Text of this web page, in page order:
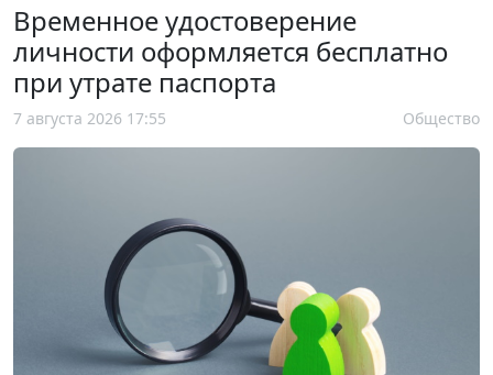
Временное удостоверение
личности оформляется бесплатно
при утрате паспорта
7 августа 2026 17:55 Общество